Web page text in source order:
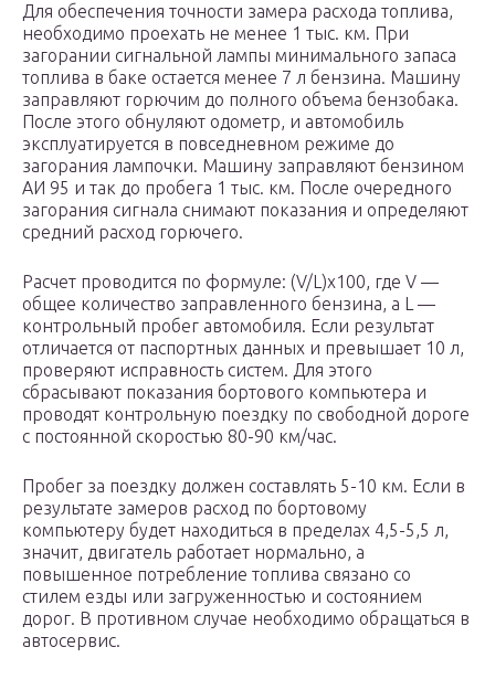
Для обеспечения точности замера расхода топлива,
необходимо проехать не менее 1 тыс. км. При
загорании сигнальной лампы минимального запаса
топлива в баке остается менее 7 л бензина. Машину
заправляют горючим до полного объема бензобака.
После этого обнуляют одометр, и автомобиль
эксплуатируется в повседневном режиме до
загорания лампочки. Машину заправляют бензином
АИ 95 и так до пробега 1 тыс. км. После очередного
загорания сигнала снимают показания и определяют
средний расход горючего.
Расчет проводится по формуле: (V/L)х100, где V —
общее количество заправленного бензина, а L —
контрольный пробег автомобиля. Если результат
отличается от паспортных данных и превышает 10 л,
проверяют исправность систем. Для этого
сбрасывают показания бортового компьютера и
проводят контрольную поездку по свободной дороге
с постоянной скоростью 80-90 км/час.
Пробег за поездку должен составлять 5-10 км. Если в
результате замеров расход по бортовому
компьютеру будет находиться в пределах 4,5-5,5 л,
значит, двигатель работает нормально, а
повышенное потребление топлива связано со
стилем езды или загруженностью и состоянием
дорог. В противном случае необходимо обращаться в
автосервис.